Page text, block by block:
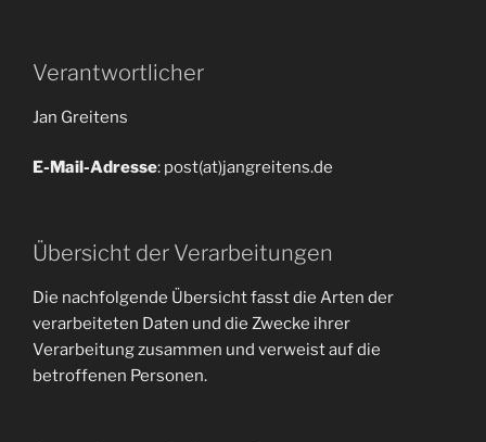
Verantwortlicher
Jan Greitens
E-Mail-Adresse: post(at)jangreitens.de
Übersicht der Verarbeitungen
Die nachfolgende Übersicht fasst die Arten der
verarbeiteten Daten und die Zwecke ihrer
Verarbeitung zusammen und verweist auf die
betroffenen Personen.